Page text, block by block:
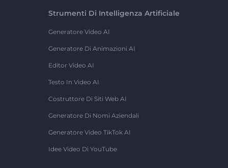
Strumenti Di Intelligenza Artificiale
Generatore Video AI
Generatore Di Animazioni AI
Editor Video AI
Testo In Video AI
Costruttore Di Siti Web AI
Generatore Di Nomi Aziendali
Generatore Video TikTok AI
Idee Video Di YouTube